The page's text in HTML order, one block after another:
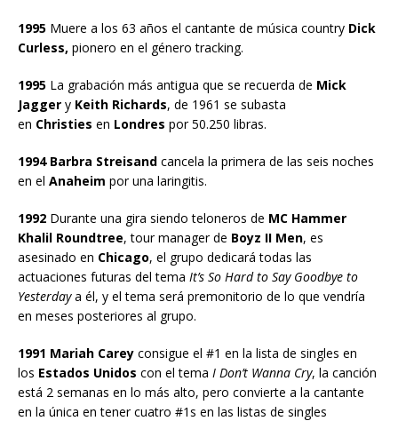
1995 Muere a los 63 años el cantante de música country Dick
Curless, pionero en el género tracking.
1995 La grabación más antigua que se recuerda de Mick
Jagger y Keith Richards, de 1961 se subasta
en Christies en Londres por 50.250 libras.
1994 Barbra Streisand cancela la primera de las seis noches
en el Anaheim por una laringitis.
1992 Durante una gira siendo teloneros de MC Hammer
Khalil Roundtree, tour manager de Boyz II Men, es
asesinado en Chicago, el grupo dedicará todas las
actuaciones futuras del tema It’s So Hard to Say Goodbye to
Yesterdaya él, y el tema será premonitorio de lo que vendría
en meses posteriores al grupo.
1991 Mariah Carey consigue el #1 en la lista de singles en
los Estados Unidos con el tema I Don’t Wanna Cry, la canción
está 2 semanas en lo más alto, pero convierte a la cantante
en la única en tener cuatro #1s en las listas de singles